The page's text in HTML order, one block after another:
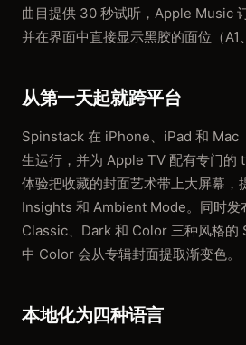
曲目提供 30 秒试听，Apple Music
并在界面中直接显示黑胶的面位（A1
从第一天起就跨平台
Spinstack 在 iPhone、iPad 和 Mac
生运行，并为 Apple TV 配有专门的
体验把收藏的封面艺术带上大屏幕，
Insights 和 Ambient Mode。同时发
Classic、Dark 和 Color 三种风格的
中 Color 会从专辑封面提取渐变色。
本地化为四种语言